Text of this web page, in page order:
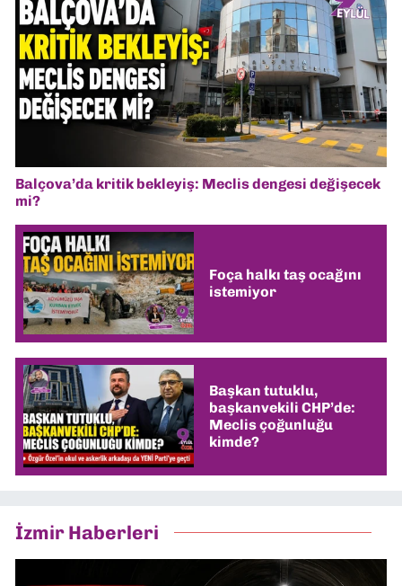
Balçova’da kritik bekleyiş: Meclis dengesi değişecek
mi?
Foça halkı taş ocağını
istemiyor
Başkan tutuklu,
başkanvekili CHP’de:
Meclis çoğunluğu
kimde?
İzmir Haberleri